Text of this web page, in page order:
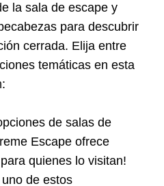
la sala de escape y
para descubrir
cerrada. Elija entre
temáticas en esta
de salas de
Escape ofrece
quienes lo visitan!
de estos